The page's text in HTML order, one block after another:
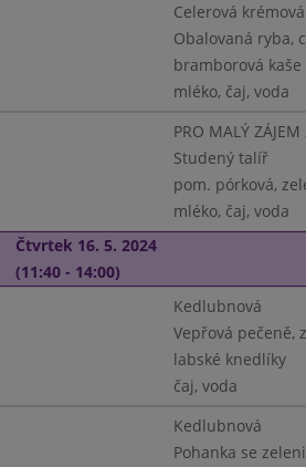
Celerová
Obalovaná ryba,
bramborová
mléko, čaj, voda
PRO MALÝ
Studený talíř
pom. pórková,
mléko, čaj, voda
Čtvrtek 16. 5. 2024
(11:40 - 14:00)
Kedlubnová
Vepřová pečeně,
labské knedlíky
čaj, voda
Kedlubnová
Pohanka se